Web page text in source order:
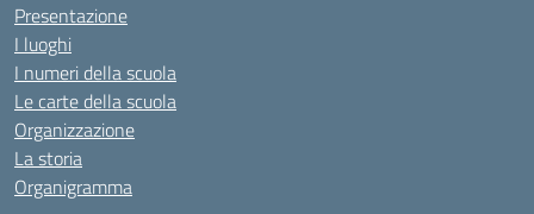
Presentazione
I luoghi
I numeri della scuola
Le carte della scuola
Organizzazione
La storia
Organigramma